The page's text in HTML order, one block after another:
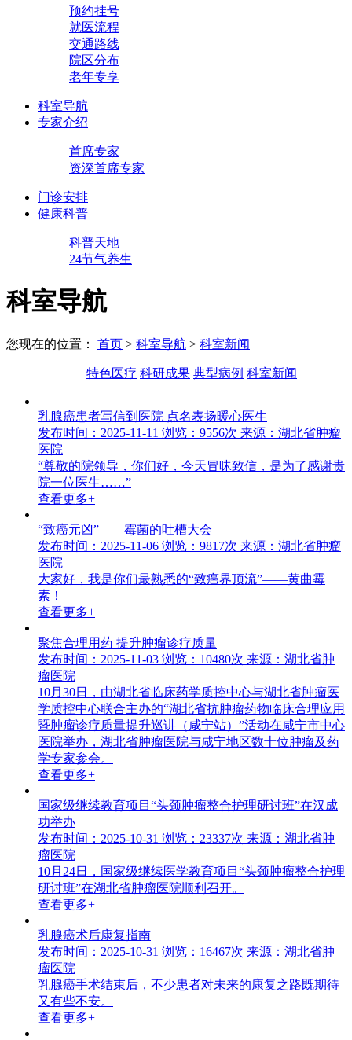
预约挂号
就医流程
交通路线
院区分布
老年专享
科室导航
专家介绍
首席专家
资深首席专家
门诊安排
健康科普
科普天地
24节气养生
科室导航
您现在的位置： 首页 > 科室导航 > 科室新闻
特色医疗 科研成果 典型病例 科室新闻
乳腺癌患者写信到医院 点名表扬暖心医生
发布时间：2025-11-11 浏览：9556次 来源：湖北省肿瘤
医院
“尊敬的院领导，你们好，今天冒昧致信，是为了感谢贵
院一位医生……”
查看更多+
“致癌元凶”——霉菌的吐槽大会
发布时间：2025-11-06 浏览：9817次 来源：湖北省肿瘤
医院
大家好，我是你们最熟悉的“致癌界顶流”——黄曲霉
素！
查看更多+
聚焦合理用药 提升肿瘤诊疗质量
发布时间：2025-11-03 浏览：10480次 来源：湖北省肿
瘤医院
10月30日，由湖北省临床药学质控中心与湖北省肿瘤医
学质控中心联合主办的“湖北省抗肿瘤药物临床合理应用
暨肿瘤诊疗质量提升巡讲（咸宁站）”活动在咸宁市中心
医院举办，湖北省肿瘤医院与咸宁地区数十位肿瘤及药
学专家参会。
查看更多+
国家级继续教育项目“头颈肿瘤整合护理研讨班”在汉成
功举办
发布时间：2025-10-31 浏览：23337次 来源：湖北省肿
瘤医院
10月24日，国家级继续医学教育项目“头颈肿瘤整合护理
研讨班”在湖北省肿瘤医院顺利召开。
查看更多+
乳腺癌术后康复指南
发布时间：2025-10-31 浏览：16467次 来源：湖北省肿
瘤医院
乳腺癌手术结束后，不少患者对未来的康复之路既期待
又有些不安。
查看更多+